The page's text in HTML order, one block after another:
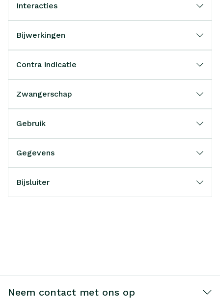
Interacties
Bijwerkingen
Contra indicatie
Zwangerschap
Gebruik
Gegevens
Bijsluiter
Neem contact met ons op